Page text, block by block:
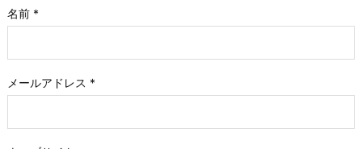
名前 *
メールアドレス *